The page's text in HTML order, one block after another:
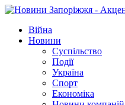
Війна
Новини
Суспільство
Події
Україна
Спорт
Економіка